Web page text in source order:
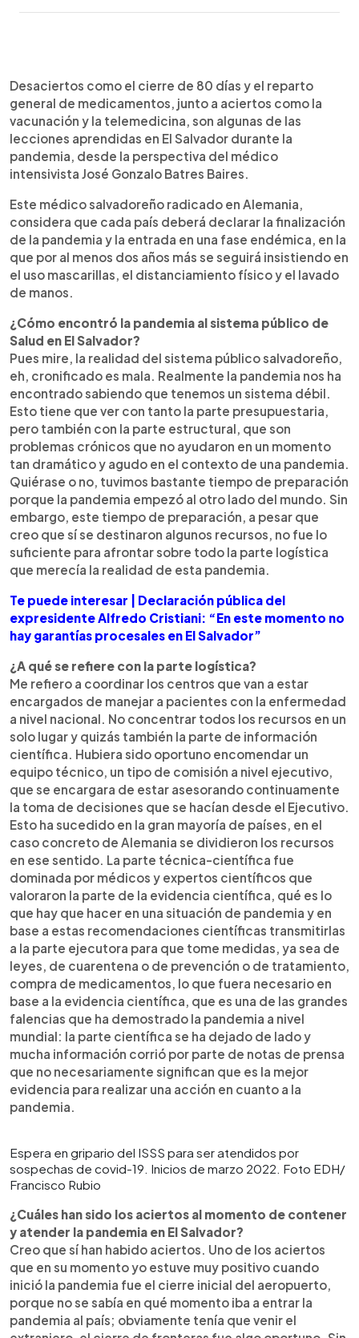
► Escuchar artículo
Desaciertos como el cierre de 80 días y el reparto
general de medicamentos, junto a aciertos como la
vacunación y la telemedicina, son algunas de las
lecciones aprendidas en El Salvador durante la
pandemia, desde la perspectiva del médico
intensivista José Gonzalo Batres Baires.
Este médico salvadoreño radicado en Alemania,
considera que cada país deberá declarar la finalización
de la pandemia y la entrada en una fase endémica, en la
que por al menos dos años más se seguirá insistiendo en
el uso mascarillas, el distanciamiento físico y el lavado
de manos.
¿Cómo encontró la pandemia al sistema público de
Salud en El Salvador?
Pues mire, la realidad del sistema público salvadoreño,
eh, cronificado es mala. Realmente la pandemia nos ha
encontrado sabiendo que tenemos un sistema débil.
Esto tiene que ver con tanto la parte presupuestaria,
pero también con la parte estructural, que son
problemas crónicos que no ayudaron en un momento
tan dramático y agudo en el contexto de una pandemia.
Quiérase o no, tuvimos bastante tiempo de preparación
porque la pandemia empezó al otro lado del mundo. Sin
embargo, este tiempo de preparación, a pesar que
creo que sí se destinaron algunos recursos, no fue lo
suficiente para afrontar sobre todo la parte logística
que merecía la realidad de esta pandemia.
Te puede interesar | Declaración pública del
expresidente Alfredo Cristiani: “En este momento no
hay garantías procesales en El Salvador”
¿A qué se refiere con la parte logística?
Me refiero a coordinar los centros que van a estar
encargados de manejar a pacientes con la enfermedad
a nivel nacional. No concentrar todos los recursos en un
solo lugar y quizás también la parte de información
científica. Hubiera sido oportuno encomendar un
equipo técnico, un tipo de comisión a nivel ejecutivo,
que se encargara de estar asesorando continuamente
la toma de decisiones que se hacían desde el Ejecutivo.
Esto ha sucedido en la gran mayoría de países, en el
caso concreto de Alemania se dividieron los recursos
en ese sentido. La parte técnica-científica fue
dominada por médicos y expertos científicos que
valoraron la parte de la evidencia científica, qué es lo
que hay que hacer en una situación de pandemia y en
base a estas recomendaciones científicas transmitirlas
a la parte ejecutora para que tome medidas, ya sea de
leyes, de cuarentena o de prevención o de tratamiento,
compra de medicamentos, lo que fuera necesario en
base a la evidencia científica, que es una de las grandes
falencias que ha demostrado la pandemia a nivel
mundial: la parte científica se ha dejado de lado y
mucha información corrió por parte de notas de prensa
que no necesariamente significan que es la mejor
evidencia para realizar una acción en cuanto a la
pandemia.
Espera en gripario del ISSS para ser atendidos por
sospechas de covid-19. Inicios de marzo 2022. Foto EDH/
Francisco Rubio
¿Cuáles han sido los aciertos al momento de contener
y atender la pandemia en El Salvador?
Creo que sí han habido aciertos. Uno de los aciertos
que en su momento yo estuve muy positivo cuando
inició la pandemia fue el cierre inicial del aeropuerto,
porque no se sabía en qué momento iba a entrar la
pandemia al país; obviamente tenía que venir el